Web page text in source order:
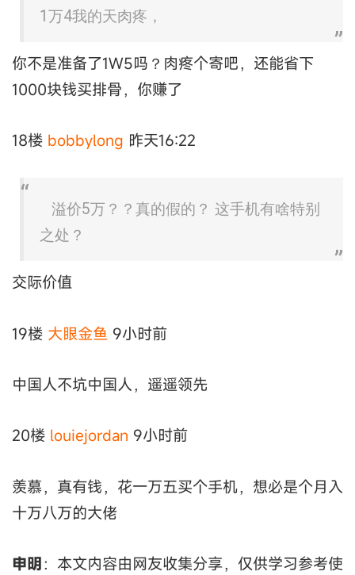
1万4我的天肉疼，
你不是准备了1W5吗？肉疼个寄吧，还能省下
1000块钱买排骨，你赚了
18楼 bobbylong 昨天16:22
溢价5万？？真的假的？ 这手机有啥特别
之处？
交际价值
19楼 大眼金鱼 9小时前
中国人不坑中国人，遥遥领先
20楼 louiejordan 9小时前
羡慕，真有钱，花一万五买个手机，想必是个月入
十万八万的大佬
申明：本文内容由网友收集分享，仅供学习参考使